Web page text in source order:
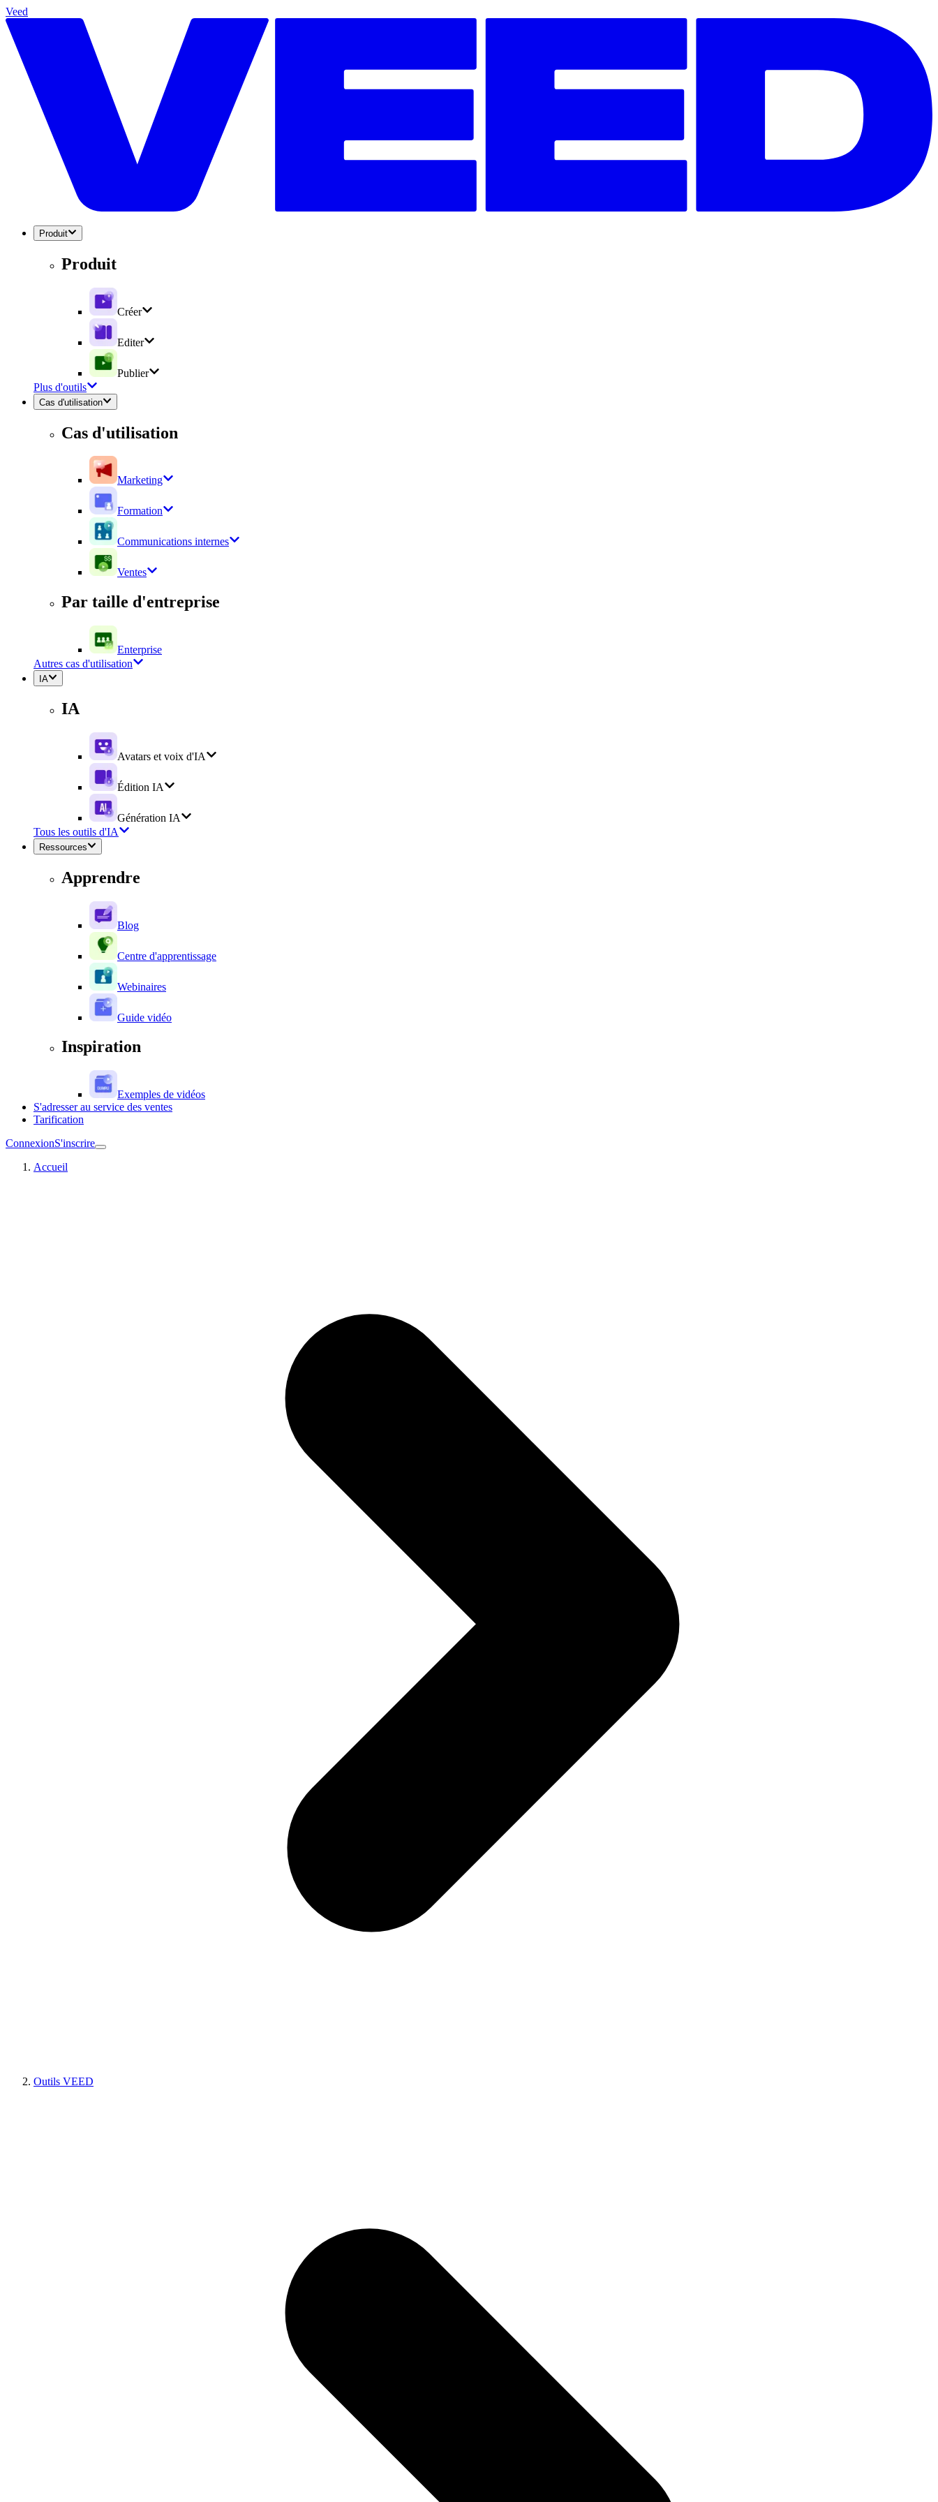
Veed
Produit
Produit
Créer
Editer
Publier
Plus d'outils
Cas d'utilisation
Cas d'utilisation
Marketing
Formation
Communications internes
Ventes
Par taille d'entreprise
Enterprise
Autres cas d'utilisation
IA
IA
Avatars et voix d'IA
Édition IA
Génération IA
Tous les outils d'IA
Ressources
Apprendre
Blog
Centre d'apprentissage
Webinaires
Guide vidéo
Inspiration
Exemples de vidéos
S'adresser au service des ventes
Tarification
ConnexionS'inscrire
Accueil
Outils VEED